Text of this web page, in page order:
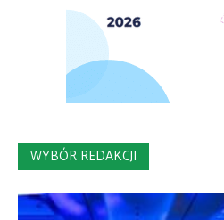
WYBÓR REDAKCJI